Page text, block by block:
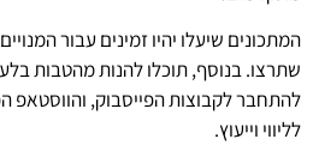
המתכונים שיעלו יהיו זמינים עבור
שתרצו. בנוסף, תוכלו להנות מהטבות
להתחבר לקבוצות הפייסבוק, והווסטאפ
לליווי וייעוץ.